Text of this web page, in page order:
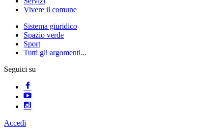
Vivere il comune
Sistema giuridico
Spazio verde
Sport
Tutti gli argomenti...
Seguici su
Accedi